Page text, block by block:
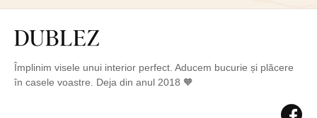
Împlinim visele unui interior perfect. Aducem bucurie și plăcere
în casele voastre. Deja din anul 2018 🧡